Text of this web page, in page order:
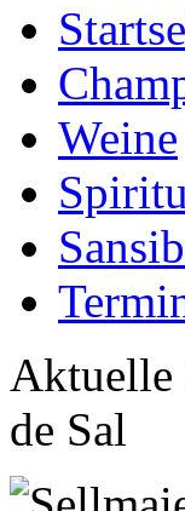
Weine
Aktuelle
de Sal